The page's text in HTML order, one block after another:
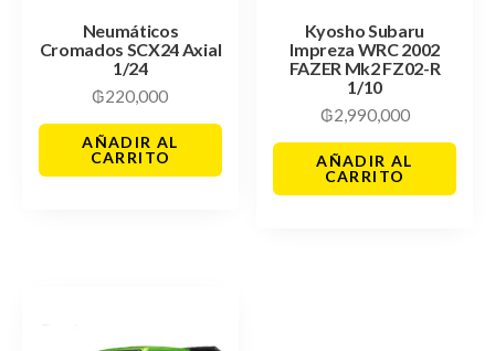
Neumáticos
Cromados SCX24 Axial
1/24
₲220,000
AÑADIR AL
CARRITO
Kyosho Subaru
Impreza WRC 2002
FAZER Mk2 FZ02-R
1/10
₲2,990,000
AÑADIR AL
CARRITO